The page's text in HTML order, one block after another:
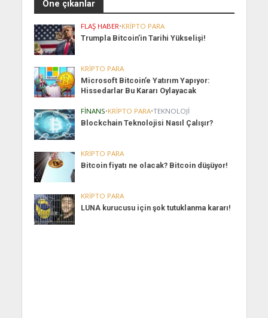
Öne çıkanlar
FLAŞ HABER•KRIPTO PARA
Trumpla Bitcoin’in Tarihi Yükselişi!
KRIPTO PARA
Microsoft Bitcoin’e Yatırım Yapıyor:
Hissedarlar Bu Kararı Oylayacak
FINANS•KRIPTO PARA•TEKNOLOJI
Blockchain Teknolojisi Nasıl Çalışır?
KRIPTO PARA
Bitcoin fiyatı ne olacak? Bitcoin düşüyor!
KRIPTO PARA
LUNA kurucusu için şok tutuklanma kararı!